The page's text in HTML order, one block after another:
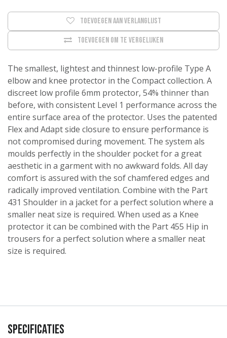
Toevoegen om te vergelijken
Toevoegen aan verlanglijst
The smallest, lightest and thinnest low-profile Type A
elbow and knee protector in the Compact collection. A
discreet low profile 6mm protector, 54% thinner than
before, with consistent Level 1 performance across the
entire surface area of the protector. Uses the patented
Flex and Adapt side closure to ensure performance is
not compromised during movement. The system als
moulds perfectly in the shoulder pocket for a great
aesthetic in a garment with no awkward folds. All day
comfort is assured with the sof chamfered edges and
radically improved ventilation. Combine with the Part
431 Shoulder in a jacket for a perfect solution where a
smaller neat size is required. When used as a Knee
protector it can be combined with the Part 455 Hip in
trousers for a perfect solution where a smaller neat
size is required.
Specificaties